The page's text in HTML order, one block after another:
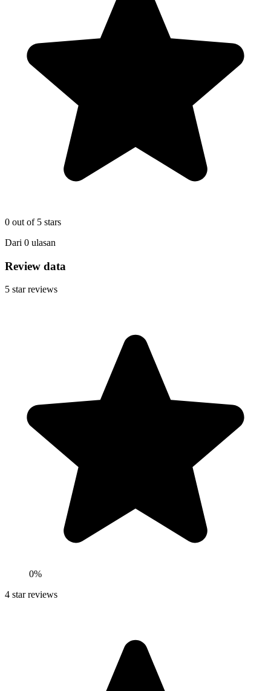
0 out of 5 stars
Dari 0 ulasan
Review data
5 star reviews
0%
4 star reviews